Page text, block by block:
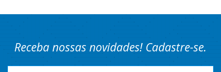
Receba nossas novidades! Cadastre-se.